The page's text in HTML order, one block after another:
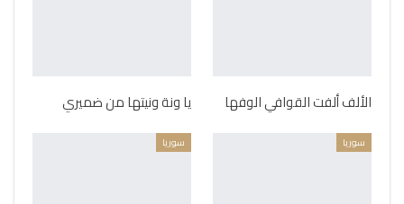
الألف ألفت القوافي الوفها يا ونة ونيتها من ضميري
سوريا سوريا